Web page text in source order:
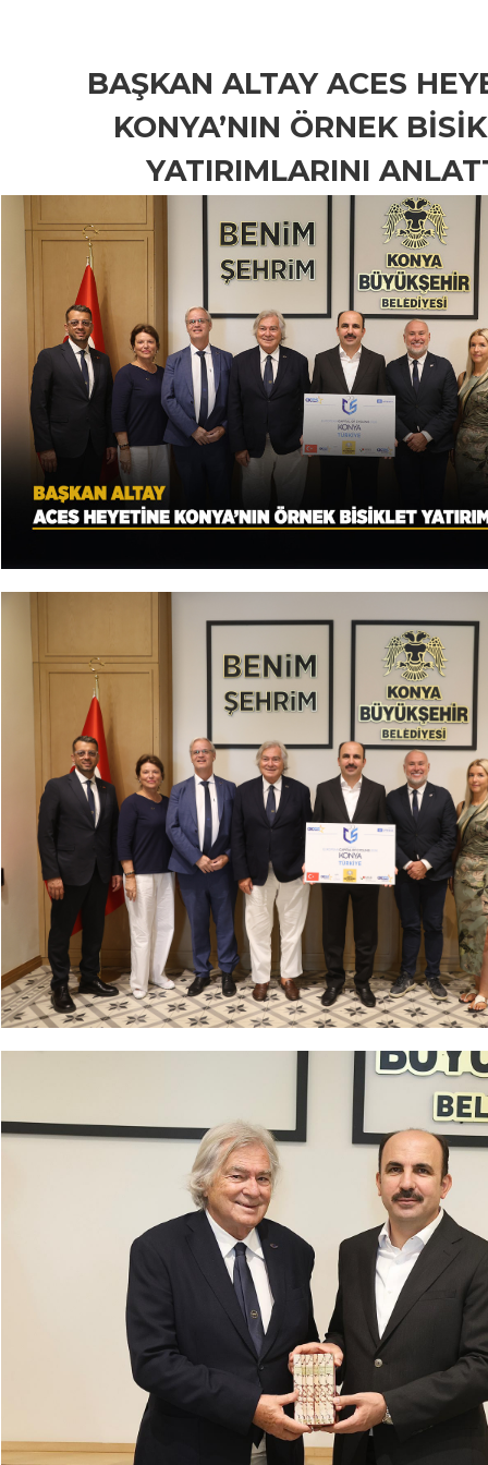
BAŞKAN ALTAY ACES
KONYA’NIN ÖRNEK
YATIRIMLARINI